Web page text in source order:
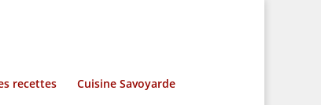
recettes Cuisine Savoyarde